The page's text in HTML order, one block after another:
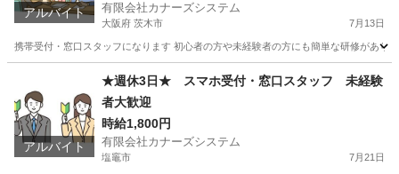
アルバイト 有限会社カナーズシステム
大阪府 茨木市 7月13日
携帯受付・窓口スタッフになります 初心者の方や未経験者の方にも簡単な研修があ
携帯ショップ
アルバイト
★週休3日★ スマホ受付・窓口スタッフ 未経験
者大歓迎
時給1,800円
有限会社カナーズシステム
塩竈市 7月21日